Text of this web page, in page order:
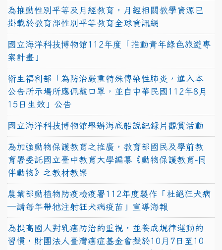
為推動性別平等及月經教育，月經相關教學資源已
掛載於教育部性別平等教育全球資訊網
國立海洋科技博物館112年度「推動青年綠色旅遊專
案計畫」
衛生福利部「為防治嚴重特殊傳染性肺炎，進入本
公告所示場所應佩戴口罩，並自中華民國112年8月
15日生效」公告
國立海洋科技博物館舉辦海底船說紀錄片觀賞活動
為加強動物保護教育之推廣，教育部國民及學前教
育署委託國立臺中教育大學編纂《動物保護教育-同
伴動物》之教材教案
農業部動植物防疫檢疫署112年度製作「杜絕狂犬病
—請每年帶牠注射狂犬病疫苗」宣導海報
為提高國人對乳癌防治的重視，並養成規律運動的
習慣，財團法人臺灣癌症基金會擬於10月7日至10